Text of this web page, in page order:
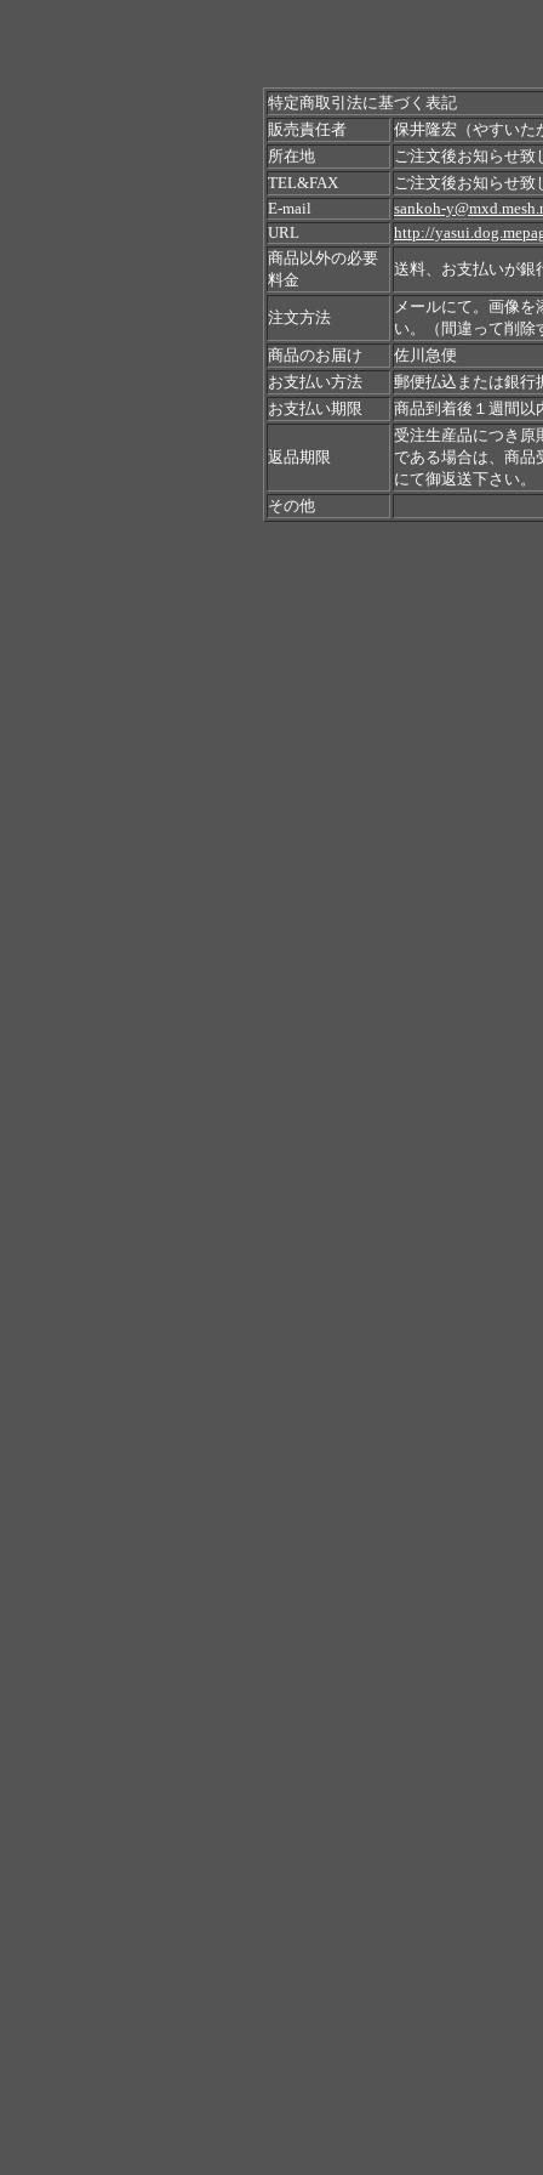
特定商取引法に基づく表記
販売責任者
保井隆宏（やすいた
所在地
ご注文後お知らせ致
TEL&FAX
ご注文後お知らせ致
E-mail
sankoh-
URL
http://
商品以外の必要
料金
送料、お支払いが銀
注文方法
メールにて。画像
い。（間違って削除
商品のお届け
佐川急便
お支払い方法
郵便払込または銀行
お支払い期限
商品到着後１週間以
返品期限
受注生産品につき原
である場合は、商品
にて御返送下さい。
その他